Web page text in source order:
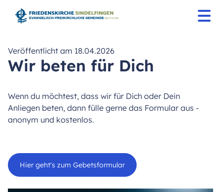
Veröffentlicht am 18.04.2026
Wir beten für Dich
Wenn du möchtest, dass wir für Dich oder Dein
Anliegen beten, dann fülle gerne das Formular aus -
anonym und kostenlos.
Hier geht's zum Gebetsformular